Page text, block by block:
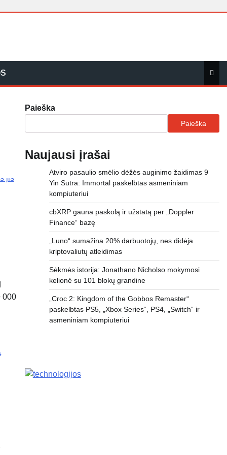
000
Paieška
Paieška
Naujausi įrašai
Atviro pasaulio smėlio dėžės auginimo žaidimas 9
Yin Sutra: Immortal paskelbtas asmeniniam
kompiuteriui
cbXRP gauna paskolą ir užstatą per „Doppler
Finance“ bazę
„Luno“ sumažina 20% darbuotojų, nes didėja
kriptovaliutų atleidimas
Sėkmės istorija: Jonathano Nicholso mokymosi
kelionė su 101 blokų grandine
„Croc 2: Kingdom of the Gobbos Remaster“
paskelbtas PS5, „Xbox Series“, PS4, „Switch“ ir
asmeniniam kompiuteriui